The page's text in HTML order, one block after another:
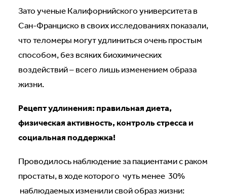
Зато ученые Калифорнийского университета в
Сан-Франциско в своих исследованиях показали,
что теломеры могут удлиниться очень простым
способом, без всяких биохимических
воздействий – всего лишь изменением образа
жизни.
Рецепт удлинения: правильная диета,
физическая активность, контроль стресса и
социальная поддержка!
Проводилось наблюдение за пациентами с раком
простаты, в ходе которого чуть менее 30%
наблюдаемых изменили свой образ жизни: